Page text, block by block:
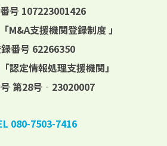
号 107223001426
M&A支援機関登録制度 」
番号 62266350
認定情報処理支援機関」
第28号‐23020007
080-7503-7416